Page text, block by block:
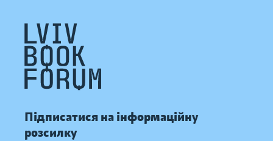
Підписатися на інформаційну
розсилку